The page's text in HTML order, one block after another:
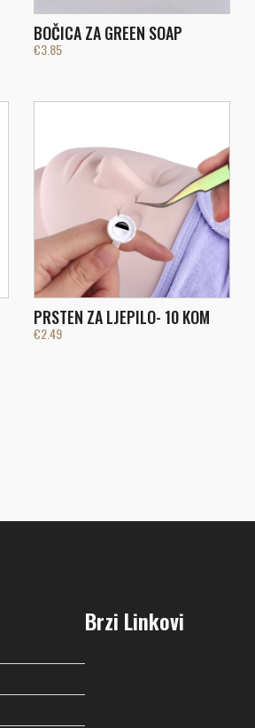
BOČICA ZA GREEN SOAP
€3.85
PRSTEN ZA LJEPILO- 10 KOM
€2.49
Brzi Linkovi